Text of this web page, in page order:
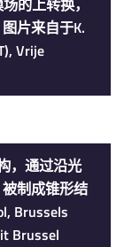
片来自于K.
Vrije
，通过沿光
制成锥形结
Brussels
Brussel